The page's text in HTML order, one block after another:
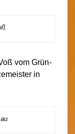
vom Grün-
in